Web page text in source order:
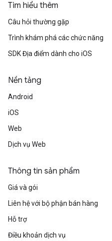
Tìm hiểu thêm
Câu hỏi thường gặp
Trình khám phá các chức năng
SDK Địa điểm dành cho iOS
Nền tảng
Android
iOS
Web
Dịch vụ Web
Thông tin sản phẩm
Giá và gói
Liên hệ với bộ phận bán hàng
Hỗ trợ
Điều khoản dịch vụ